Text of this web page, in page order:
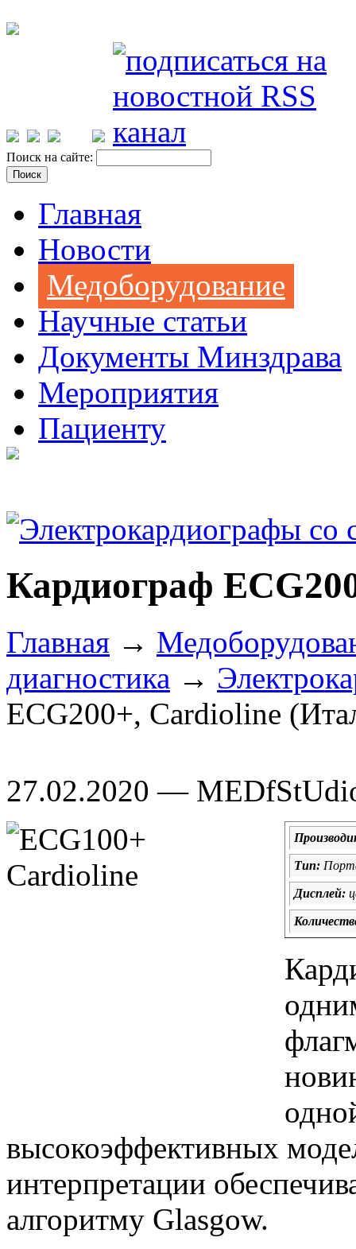
Поиск на сайте:
Главная
Новости
Медоборудование
Научные статьи
Документы Минздрава
Мероприятия
Пациенту
Кардиограф
Главная →
диагностика →
ECG200+, Cardioline
27.02.2020 —
Тип:
Дисплей:
высокоэффективных
интерпретации
алгоритму Glasgow.